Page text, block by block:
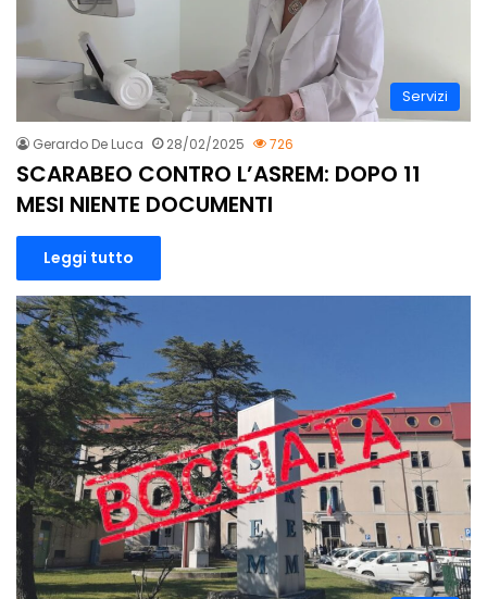
Servizi
Gerardo De Luca 28/02/2025 726
SCARABEO CONTRO L’ASREM: DOPO 11
MESI NIENTE DOCUMENTI
Leggi tutto